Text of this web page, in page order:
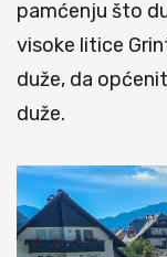
pamćenju što
visoke litice
duže, da
duže.